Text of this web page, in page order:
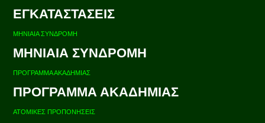
ΕΓΚΑΤΑΣΤΑΣΕΙΣ
ΜΗΝΙΑΙΑ ΣΥΝΔΡΟΜΗ
ΜΗΝΙΑΙΑ ΣΥΝΔΡΟΜΗ
ΠΡΟΓΡΑΜΜΑ ΑΚΑΔΗΜΙΑΣ
ΠΡΟΓΡΑΜΜΑ ΑΚΑΔΗΜΙΑΣ
ΑΤΟΜΙΚΕΣ ΠΡΟΠΟΝΗΣΕΙΣ